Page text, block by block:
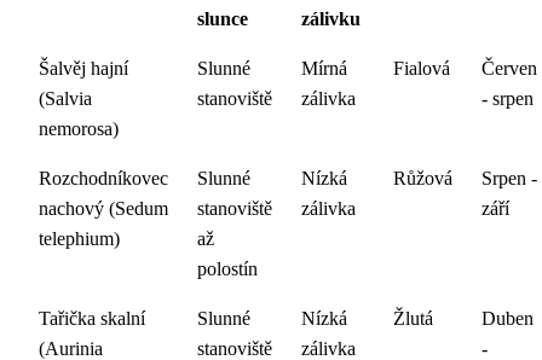
slunce
zálivku
Šalvěj hajní
(Salvia
nemorosa)
Slunné
stanoviště
Mírná
zálivka
Fialová
Červen
- srpen
Rozchodníkovec
nachový (Sedum
telephium)
Slunné
stanoviště
až
polostín
Nízká
zálivka
Růžová
Srpen -
září
Tařička skalní
(Aurinia
Slunné
stanoviště
Nízká
zálivka
Žlutá
Duben
-